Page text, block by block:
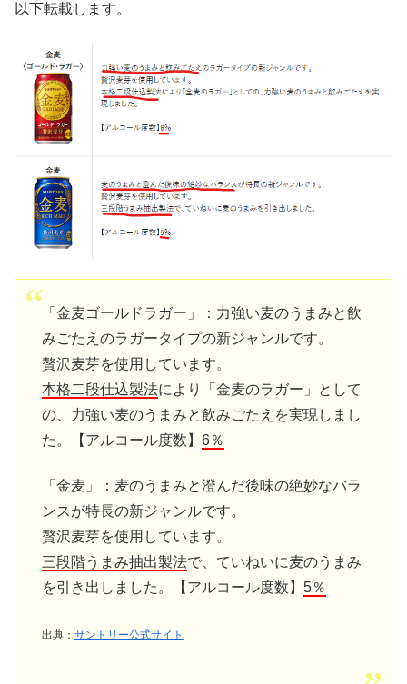
以下転載します。
「金麦ゴールドラガー」：力強い麦のうまみと飲
みごたえのラガータイプの新ジャンルです。
贅沢麦芽を使用しています。
本格二段仕込製法により「金麦のラガー」として
の、力強い麦のうまみと飲みごたえを実現しまし
た。【アルコール度数】 6％
「金麦」：麦のうまみと澄んだ後味の絶妙なバラ
ンスが特長の新ジャンルです。
贅沢麦芽を使用しています。
三段階うまみ抽出製法で、ていねいに麦のうまみ
を引き出しました。【アルコール度数】 5％
出典： サントリー公式サイト